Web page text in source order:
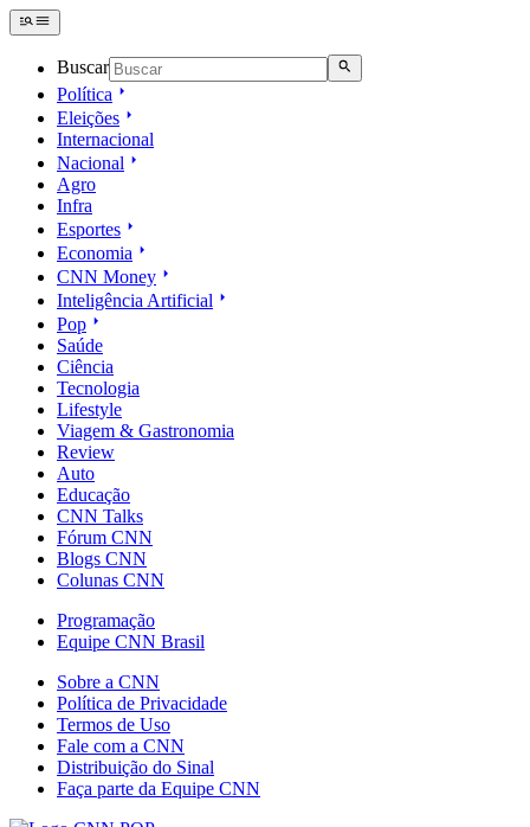
Buscar
Política
Eleições
Internacional
Nacional
Agro
Infra
Esportes
Economia
CNN Money
Inteligência Artificial
Pop
Saúde
Ciência
Tecnologia
Lifestyle
Viagem & Gastronomia
Review
Auto
Educação
CNN Talks
Fórum CNN
Blogs CNN
Colunas CNN
Programação
Equipe CNN Brasil
Sobre a CNN
Política de Privacidade
Termos de Uso
Fale com a CNN
Distribuição do Sinal
Faça parte da Equipe CNN